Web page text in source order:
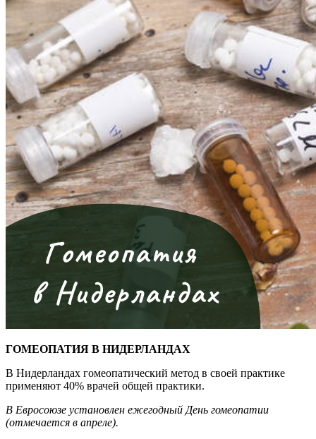
ГОМЕОПАТИЯ В НИДЕРЛАНДАХ
В Нидерландах гомеопатический метод в своей практике
применяют 40% врачей общей практики.
В Евросоюзе установлен ежегодный День гомеопатии
(отмечается в апреле).